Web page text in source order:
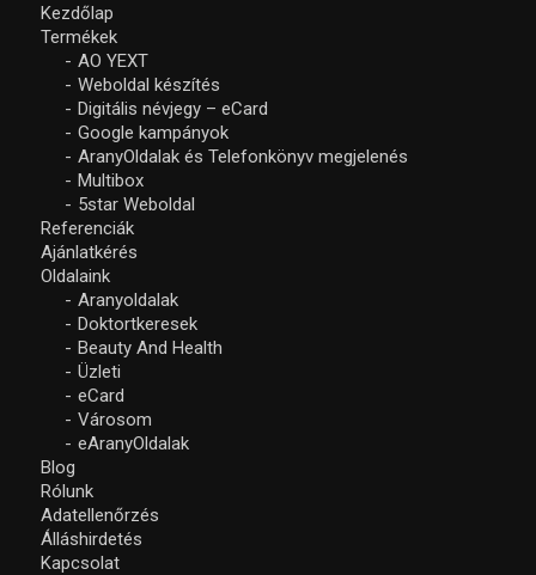
Kezdőlap
Termékek
AO YEXT
Weboldal készítés
Digitális névjegy – eCard
Google kampányok
AranyOldalak és Telefonkönyv megjelenés
Multibox
5star Weboldal
Referenciák
Ajánlatkérés
Oldalaink
Aranyoldalak
Doktortkeresek
Beauty And Health
Üzleti
eCard
Városom
eAranyOldalak
Blog
Rólunk
Adatellenőrzés
Álláshirdetés
Kapcsolat